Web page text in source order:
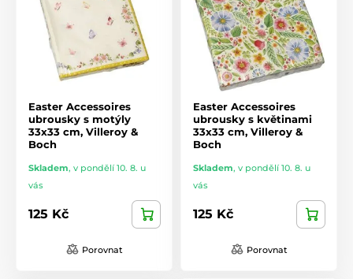
Easter Accessoires
ubrousky s motýly
33x33 cm, Villeroy &
Boch
Skladem, v pondělí 10. 8. u
vás
125 Kč
Porovnat
Easter Accessoires
ubrousky s květinami
33x33 cm, Villeroy &
Boch
Skladem, v pondělí 10. 8. u
vás
125 Kč
Porovnat